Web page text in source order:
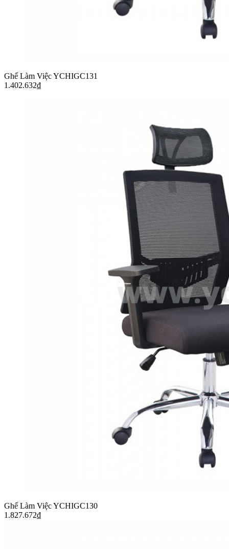
Ghế Làm Việc YCHIGC131
1.402.632₫
Ghế Làm Việc YCHIGC130
1.827.672₫